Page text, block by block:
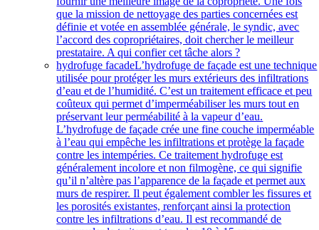
que la mission de nettoyage des parties concernées est
définie et votée en assemblée générale, le syndic, avec
l’accord des copropriétaires, doit chercher le meilleur
prestataire. A qui confier cet tâche alors ?
hydrofuge facadeL’hydrofuge de façade est une technique
utilisée pour protéger les murs extérieurs des infiltrations
d’eau et de l’humidité. C’est un traitement efficace et peu
coûteux qui permet d’imperméabiliser les murs tout en
préservant leur perméabilité à la vapeur d’eau.
L’hydrofuge de façade crée une fine couche imperméable
à l’eau qui empêche les infiltrations et protège la façade
contre les intempéries. Ce traitement hydrofuge est
généralement incolore et non filmogène, ce qui signifie
qu’il n’altère pas l’apparence de la façade et permet aux
murs de respirer. Il peut également combler les fissures et
les porosités existantes, renforçant ainsi la protection
contre les infiltrations d’eau. Il est recommandé de